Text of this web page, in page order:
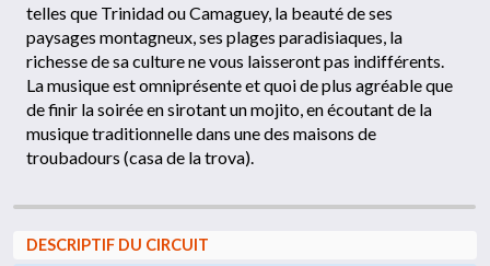
telles que Trinidad ou Camaguey, la beauté de ses
paysages montagneux, ses plages paradisiaques, la
richesse de sa culture ne vous laisseront pas indifférents.
La musique est omniprésente et quoi de plus agréable que
de finir la soirée en sirotant un mojito, en écoutant de la
musique traditionnelle dans une des maisons de
troubadours (casa de la trova).
DESCRIPTIF DU CIRCUIT